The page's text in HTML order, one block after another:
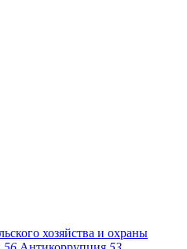
хозяйства и охраны